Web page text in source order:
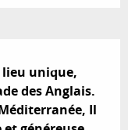
lieu unique,
des Anglais.
Il